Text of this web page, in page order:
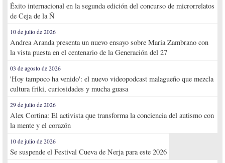
Éxito internacional en la segunda edición del concurso de microrrelatos
de Ceja de la Ñ
10 de julio de 2026
Andrea Aranda presenta un nuevo ensayo sobre María Zambrano con
la vista puesta en el centenario de la Generación del 27
03 de agosto de 2026
'Hoy tampoco ha venido': el nuevo videopodcast malagueño que mezcla
cultura friki, curiosidades y mucha guasa
29 de julio de 2026
Alex Cortina: El activista que transforma la conciencia del autismo con
la mente y el corazón
10 de julio de 2026
Se suspende el Festival Cueva de Nerja para este 2026